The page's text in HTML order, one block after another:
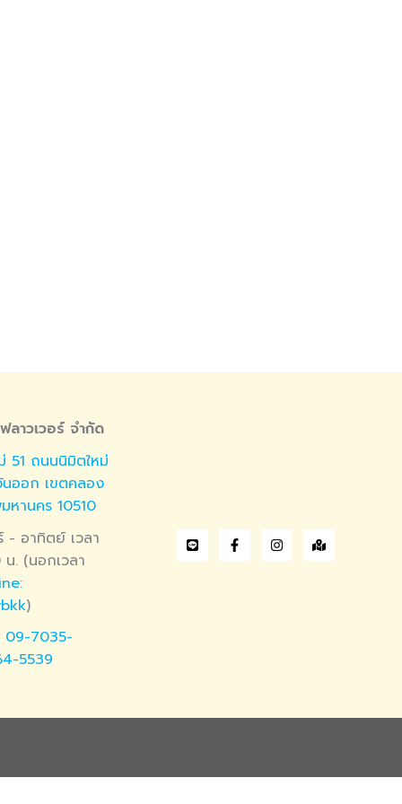
าวเวอร์ จำกัด
51 ถนนนิมิตใหม่
นออก เขตคลอง
หานคร 10510
- อาทิตย์ เวลา
. (นอกเวลา
)
09-7035-
5539